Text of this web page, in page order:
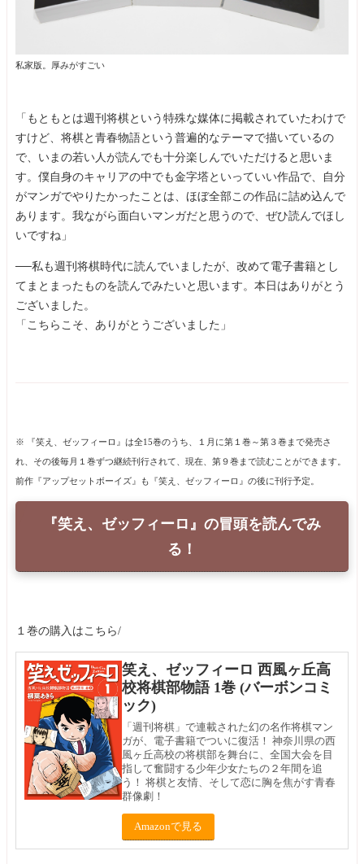
私家版。厚みがすごい
「もともとは週刊将棋という特殊な媒体に掲載されていたわけで
すけど、将棋と青春物語という普遍的なテーマで描いているの
で、いまの若い人が読んでも十分楽しんでいただけると思いま
す。僕自身のキャリアの中でも金字塔といっていい作品で、自分
がマンガでやりたかったことは、ほぼ全部この作品に詰め込んで
あります。我ながら面白いマンガだと思うので、ぜひ読んでほし
いですね」
──私も週刊将棋時代に読んでいましたが、改めて電子書籍とし
てまとまったものを読んでみたいと思います。本日はありがとう
ございました。
「こちらこそ、ありがとうございました」
※ 『笑え、ゼッフィーロ』は全15巻のうち、１月に第１巻～第３巻まで発売さ
れ、その後毎月１巻ずつ継続刊行されて、現在、第９巻まで読むことができます。
前作『アップセットボーイズ』も『笑え、ゼッフィーロ』の後に刊行予定。
『笑え、ゼッフィーロ』の冒頭を読んでみ
る！
１巻の購入はこちら/
笑え、ゼッフィーロ 西風ヶ丘高
校将棋部物語 1巻 (バーボンコミ
ック)
「週刊将棋」で連載された幻の名作将棋マン
ガが、電子書籍でついに復活！ 神奈川県の西
風ヶ丘高校の将棋部を舞台に、全国大会を目
指して奮闘する少年少女たちの２年間を追
う！ 将棋と友情、そして恋に胸を焦がす青春
群像劇！
Amazonで見る